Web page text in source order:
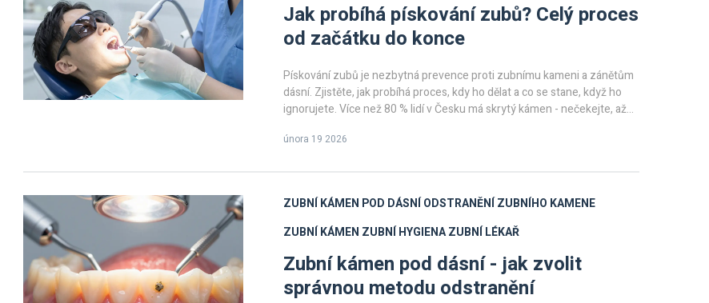
Jak probíhá pískování zubů? Celý proces
od začátku do konce
Pískování zubů je nezbytná prevence proti zubnímu kameni a zánětům
dásní. Zjistěte, jak probíhá proces, kdy ho dělat a co se stane, když ho
ignorujete. Více než 80 % lidí v Česku má skrytý kámen - nečekejte, až
února 19 2026
ZUBNÍ KÁMEN POD DÁSNÍODSTRANĚNÍ ZUBNÍHO KAMENE
ZUBNÍ KÁMEN ZUBNÍ HYGIENAZUBNÍ LÉKAŘ
Zubní kámen pod dásní - jak zvolit
správnou metodu odstranění